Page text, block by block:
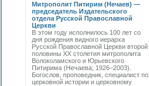
Митрополит Питирим (Нечаев) —
председатель Издательского
отдела Русской Православной
Церкви
В этом году исполнилось 100 лет со
дня рождения видного иерарха
Русской Православной Церкви второй
половины XX столетия митрополита
Волоколамского и Юрьевского
Питирима (Нечаева; 1926–2003).
Богослов, проповедник, специалист по
церковной истории и церковному